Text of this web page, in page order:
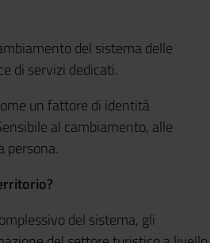
del sistema delle
di servizi dedicati.
un fattore di identità
al cambiamento, alle
persona.
del sistema, gli